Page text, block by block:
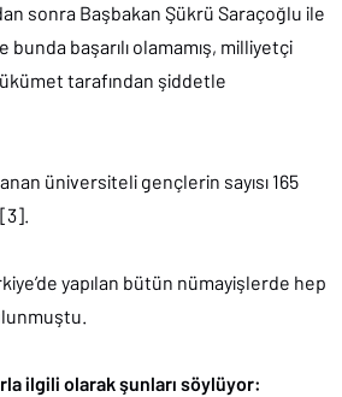
sonra Başbakan Şükrü Saraçoğlu ile
başarılı olamamış, milliyetçi
tarafından şiddetle
üniversiteli gençlerin sayısı 165
yapılan bütün nümayişlerde hep
ilgili olarak şunları söylüyor: